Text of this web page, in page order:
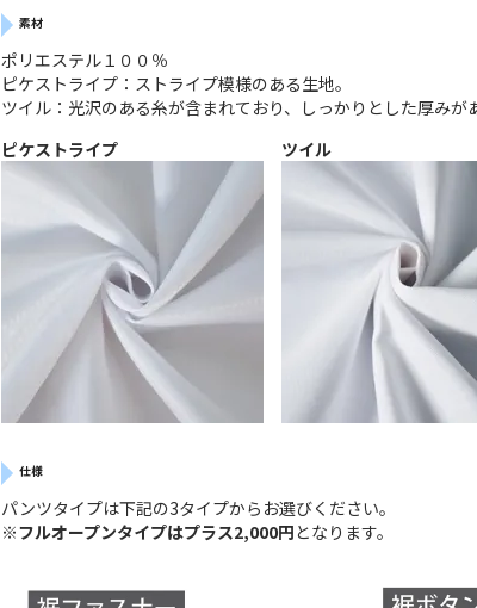
素材
ポリエステル１００％
ピケストライプ：ストライプ模様のある生地。
ツイル：光沢のある糸が含まれており、しっかりとした厚み
ピケストライプ
ツイル
仕様
パンツタイプは下記の3タイプからお選びください。
※フルオープンタイプはプラス2,000円となります。